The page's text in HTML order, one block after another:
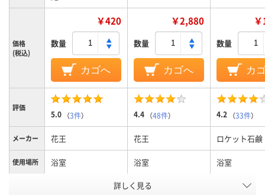
価格
(税込)
￥420
数量
カゴへ
￥2,880
数量
カゴへ
数量
カ
評価
5.0 （3件） 4.4 （48件） 4.2 （33件）
メーカー 花王 花王 ロケット石鹸
使用場所 浴室 浴室 浴室
液体スプレー、香り
泡スプレー ボトル、業務
詳しく見る